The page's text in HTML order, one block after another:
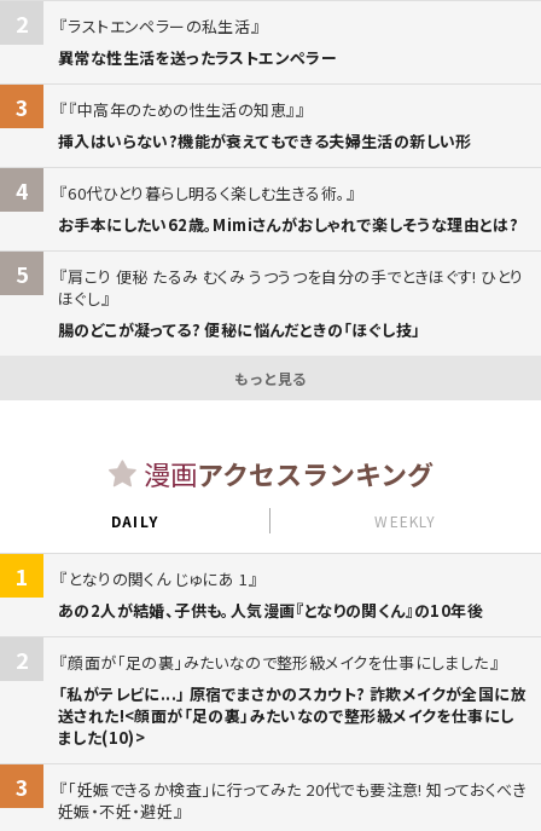
2
ラストエンペラーの私生活
異常な性生活を送ったラストエンペラー
3
『中高年のための性生活の知恵』
挿入はいらない?機能が衰えてもできる夫婦生活の新しい形
4
60代ひとり暮らし明るく楽しむ生きる術。
お手本にしたい62歳。Mimiさんがおしゃれで楽しそうな理由とは?
5
肩こり 便秘 たるみ むくみ うつうつを自分の手でときほぐす! ひとり
ほぐし
腸のどこが凝ってる? 便秘に悩んだときの「ほぐし技」
もっと見る
漫画アクセスランキング
DAILY WEEKLY
1
となりの関くん じゅにあ 1
あの2人が結婚、子供も。人気漫画『となりの関くん』の10年後
2
顔面が「足の裏」みたいなので整形級メイクを仕事にしました
「私がテレビに...」 原宿でまさかのスカウト? 詐欺メイクが全国に放
送された!<顔面が「足の裏」みたいなので整形級メイクを仕事にし
ました(10)>
3
「妊娠できるか検査」に行ってみた 20代でも要注意! 知っておくべき
妊娠・不妊・避妊